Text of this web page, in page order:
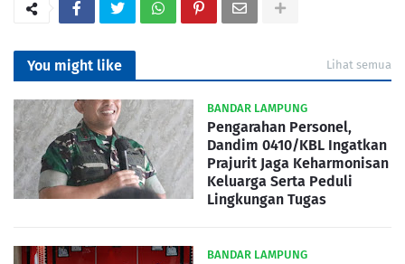
You might like Lihat semua
BANDAR LAMPUNG
Pengarahan Personel,
Dandim 0410/KBL Ingatkan
Prajurit Jaga Keharmonisan
Keluarga Serta Peduli
Lingkungan Tugas
BANDAR LAMPUNG